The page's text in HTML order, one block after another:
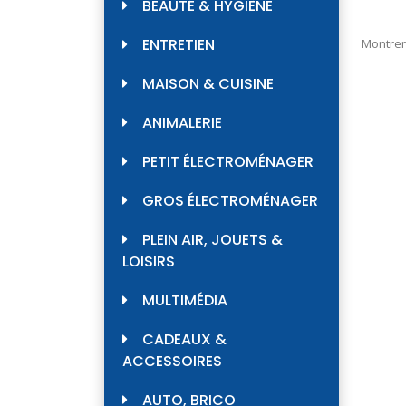
BEAUTÉ & HYGIÈNE
ENTRETIEN
MAISON & CUISINE
ANIMALERIE
PETIT ÉLECTROMÉNAGER
GROS ÉLECTROMÉNAGER
PLEIN AIR, JOUETS &
LOISIRS
MULTIMÉDIA
CADEAUX &
ACCESSOIRES
AUTO, BRICO